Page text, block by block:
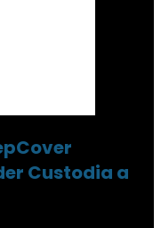
Custodia a